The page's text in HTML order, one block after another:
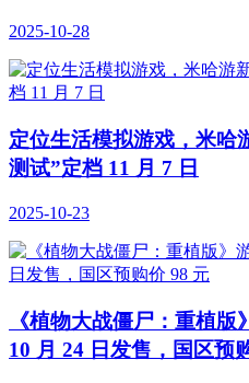
2025-10-28
定位生活模拟游戏，米哈
测试”定档 11 月 7 日
2025-10-23
《植物大战僵尸：重植版
10 月 24 日发售，国区预